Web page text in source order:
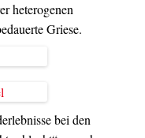
heterogenen
Griese.
bei den